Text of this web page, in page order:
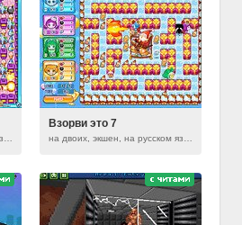
Взорви это 7